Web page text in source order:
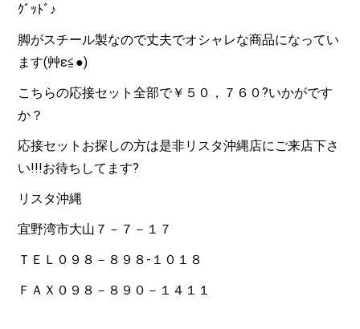
ｸﾞｯﾄﾞ♪
脚がスチール製なので丈夫でオシャレな商品になってい
ます(艸ε≦●)
こちらの応接セット全部で￥５０，７６０?いかがです
か？
応接セットお探しの方は是非リスタ沖縄店にご来店下さ
い!!!お待ちしてます?
リスタ沖縄
宜野湾市大山７－７－１７
ＴＥＬ０９８－８９８-１０１８
ＦＡＸ０９８－８９０－１４１１